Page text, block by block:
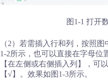
图1-1 打开
（2）若需插入行和列，按照
1-2所示，也可以直接在字母位
【在左侧或右侧插入列】，可
【√】。效果如图1-3所示。